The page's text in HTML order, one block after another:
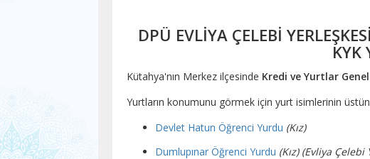
DPÜ EVLİYA ÇELEBİ
KYK
Kütahya'nın Merkez ilçesinde Kredi ve Yurtlar
Yurtların konumunu görmek için yurt isimlerinin
Devlet Hatun Öğrenci Yurdu (Kız)
Dumlupınar Öğrenci Yurdu (Kız) (Evliya